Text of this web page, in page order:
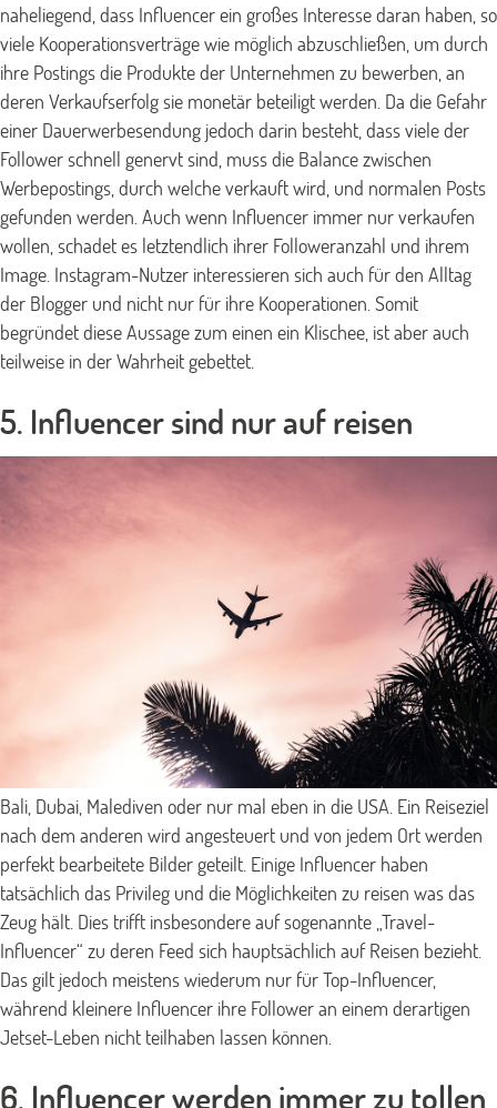
naheliegend, dass Influencer ein großes Interesse daran haben, so
viele Kooperationsverträge wie möglich abzuschließen, um durch
ihre Postings die Produkte der Unternehmen zu bewerben, an
deren Verkaufserfolg sie monetär beteiligt werden. Da die Gefahr
einer Dauerwerbesendung jedoch darin besteht, dass viele der
Follower schnell genervt sind, muss die Balance zwischen
Werbepostings, durch welche verkauft wird, und normalen Posts
gefunden werden. Auch wenn Influencer immer nur verkaufen
wollen, schadet es letztendlich ihrer Followeranzahl und ihrem
Image. Instagram-Nutzer interessieren sich auch für den Alltag
der Blogger und nicht nur für ihre Kooperationen. Somit
begründet diese Aussage zum einen ein Klischee, ist aber auch
teilweise in der Wahrheit gebettet.
5. Influencer sind nur auf reisen
Bali, Dubai, Malediven oder nur mal eben in die USA. Ein Reiseziel
nach dem anderen wird angesteuert und von jedem Ort werden
perfekt bearbeitete Bilder geteilt. Einige Influencer haben
tatsächlich das Privileg und die Möglichkeiten zu reisen was das
Zeug hält. Dies trifft insbesondere auf sogenannte „Travel-
Influencer“ zu deren Feed sich hauptsächlich auf Reisen bezieht.
Das gilt jedoch meistens wiederum nur für Top-Influencer,
während kleinere Influencer ihre Follower an einem derartigen
Jetset-Leben nicht teilhaben lassen können.
6. Influencer werden immer zu tollen